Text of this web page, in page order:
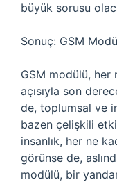
büyük sorusu
Sonuç: GSM
GSM modülü, her
açısıyla son
de, toplumsal ve
bazen çelişkili
insanlık, her ne
görünse de,
modülü, bir